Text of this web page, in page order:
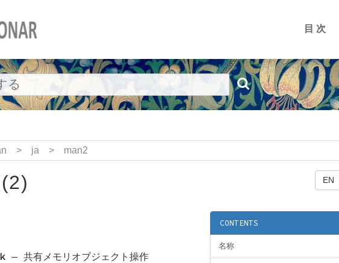
目次
> ja > man2
EN
CONTENTS
名称
— 共有メモリオブジェクト操作